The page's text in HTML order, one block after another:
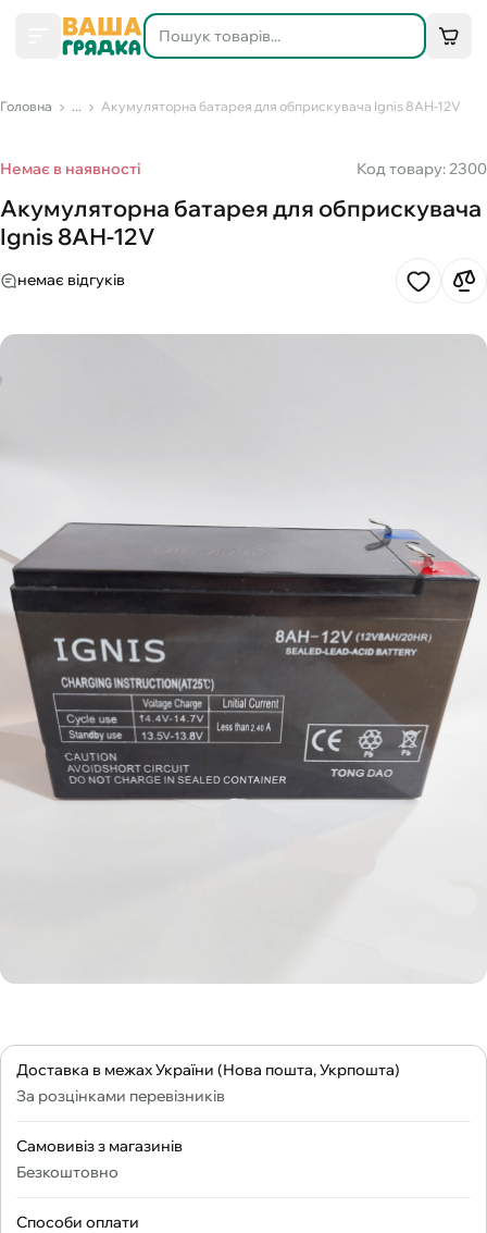
Головна ... Акумуляторна батарея для обприскувача Ignis 8АН-12V
Немає в наявності Код товару: 2300
Акумуляторна батарея для обприскувача
Ignis 8АН-12V
немає відгуків
Доставка в межах України (Нова пошта, Укрпошта)
За розцінками перевізників
Самовивіз з магазинів
Безкоштовно
Способи оплати